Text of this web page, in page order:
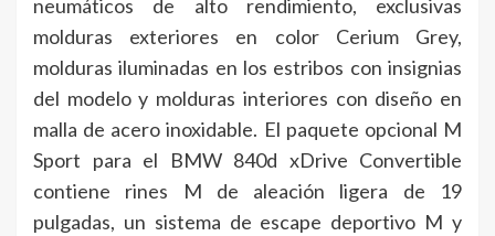
neumáticos de alto rendimiento, exclusivas
molduras exteriores en color Cerium Grey,
molduras iluminadas en los estribos con insignias
del modelo y molduras interiores con diseño en
malla de acero inoxidable. El paquete opcional M
Sport para el BMW 840d xDrive Convertible
contiene rines M de aleación ligera de 19
pulgadas, un sistema de escape deportivo M y